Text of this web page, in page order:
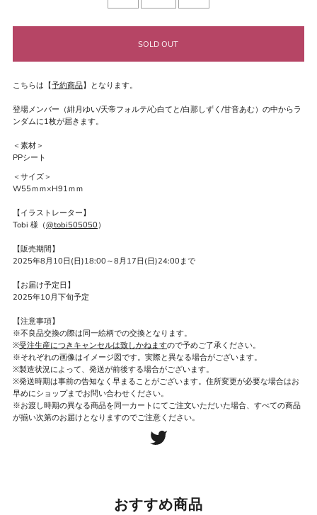
こちらは【予約商品】となります。
登場メンバー（緋月ゆい/天帝フォルテ/心白てと/白那しずく/甘音あむ）の中からラ
ンダムに1枚が届きます。
＜素材＞
PPシート
＜サイズ＞
W55ｍｍ×H91ｍｍ
【イラストレーター】
Tobi 様（@tobi505050 ）
【販売期間】
2025年8月10日(日)18:00～8月17日(日)24:00まで
【お届け予定日】
2025年10月下旬予定
【注意事項】
※不良品交換の際は同一絵柄での交換となります。
※受注生産につきキャンセルは致しかねますので予めご了承ください。
※それぞれの画像はイメージ図です。実際と異なる場合がございます。
※製造状況によって、発送が前後する場合がございます。
※発送時期は事前の告知なく早まることがございます。住所変更が必要な場合はお
早めにショップまでお問い合わせください。
※お渡し時期の異なる商品を同一カートにてご注文いただいた場合、すべての商品
が揃い次第のお届けとなりますのでご注意ください。
おすすめ商品